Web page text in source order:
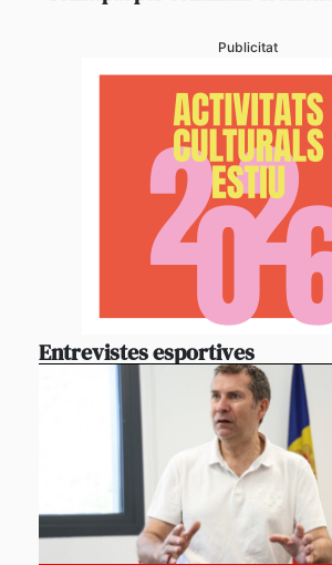
Publicitat
Entrevistes esportives